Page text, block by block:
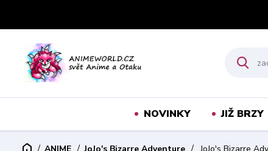
NOVINKY JIŽ BRZY